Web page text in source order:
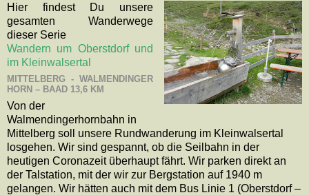
Hier findest Du unsere
gesamten Wanderwege
dieser Serie
Wandern um Oberstdorf und
im Kleinwalsertal
MITTELBERG - WALMENDINGER
HORN – BAAD 13,6 KM
Von der
Walmendingerhornbahn in
Mittelberg soll unsere Rundwanderung im Kleinwalsertal
losgehen. Wir sind gespannt, ob die Seilbahn in der
heutigen Coronazeit überhaupt fährt. Wir parken direkt an
der Talstation, mit der wir zur Bergstation auf 1940 m
gelangen. Wir hätten auch mit dem Bus Linie 1 (Oberstdorf –